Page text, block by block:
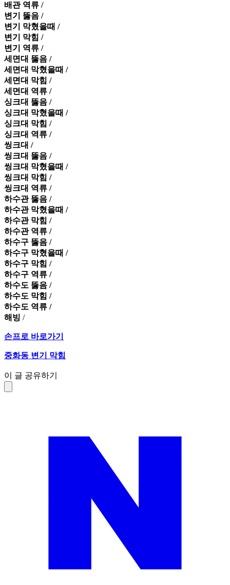
배관 역류 /
변기 뚫음 /
변기 막혔을때 /
변기 막힘 /
변기 역류 /
세면대 뚫음 /
세면대 막혔을때 /
세면대 막힘 /
세면대 역류 /
싱크대 뚫음 /
싱크대 막혔을때 /
싱크대 막힘 /
싱크대 역류 /
씽크대 /
씽크대 뚫음 /
씽크대 막혔을때 /
씽크대 막힘 /
씽크대 역류 /
하수관 뚫음 /
하수관 막혔을때 /
하수관 막힘 /
하수관 역류 /
하수구 뚫음 /
하수구 막혔을때 /
하수구 막힘 /
하수구 역류 /
하수도 뚫음 /
하수도 막힘 /
하수도 역류 /
해빙 /
손프로 바로가기
중화동 변기 막힘
이 글 공유하기